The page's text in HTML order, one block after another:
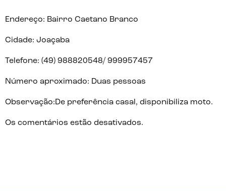
Endereço: Bairro Caetano Branco
Cidade: Joaçaba
Telefone: (49) 988820548/ 999957457
Número aproximado: Duas pessoas
Observação:De preferência casal, disponibiliza moto.
Os comentários estão desativados.